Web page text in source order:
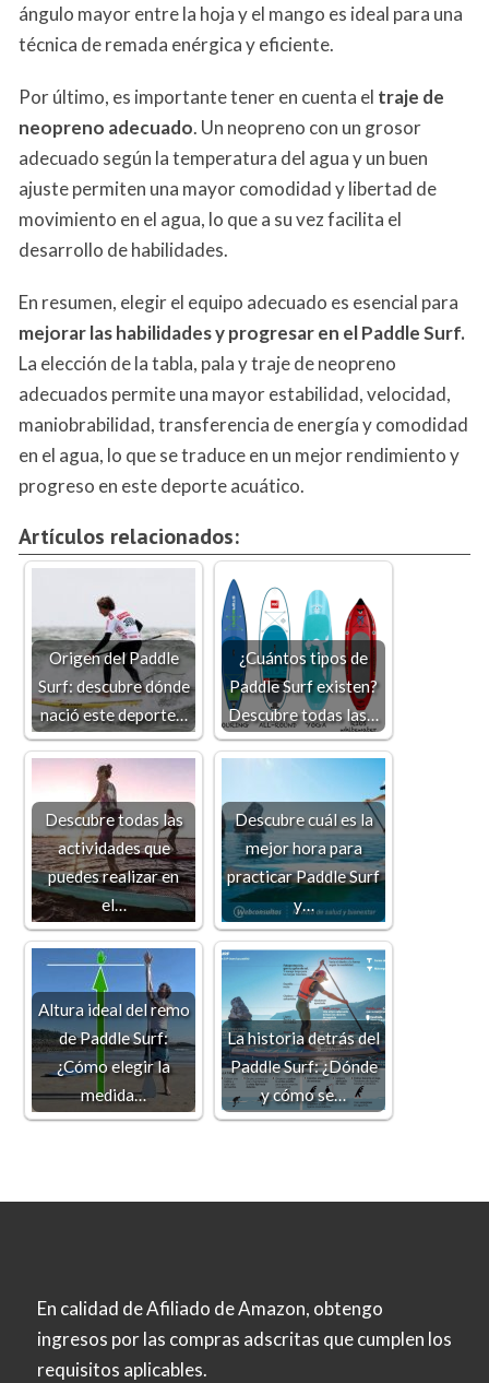
ángulo mayor entre la hoja y el mango es ideal para una
técnica de remada enérgica y eficiente.
Por último, es importante tener en cuenta el traje de
neopreno adecuado. Un neopreno con un grosor
adecuado según la temperatura del agua y un buen
ajuste permiten una mayor comodidad y libertad de
movimiento en el agua, lo que a su vez facilita el
desarrollo de habilidades.
En resumen, elegir el equipo adecuado es esencial para
mejorar las habilidades y progresar en el Paddle Surf.
La elección de la tabla, pala y traje de neopreno
adecuados permite una mayor estabilidad, velocidad,
maniobrabilidad, transferencia de energía y comodidad
en el agua, lo que se traduce en un mejor rendimiento y
progreso en este deporte acuático.
Artículos relacionados:
Origen del Paddle
Surf: descubre dónde
nació este deporte…
¿Cuántos tipos de
Paddle Surf existen?
Descubre todas las…
Descubre todas las
actividades que
puedes realizar en
el…
Descubre cuál es la
mejor hora para
practicar Paddle Surf
y…
Altura ideal del remo
de Paddle Surf:
¿Cómo elegir la
medida…
La historia detrás del
Paddle Surf: ¿Dónde
y cómo se…
En calidad de Afiliado de Amazon, obtengo
ingresos por las compras adscritas que cumplen los
requisitos aplicables.